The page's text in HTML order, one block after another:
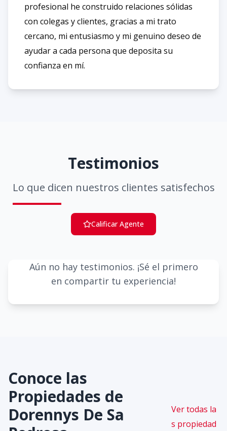
profesional he construido relaciones sólidas
con colegas y clientes, gracias a mi trato
cercano, mi entusiasmo y mi genuino deseo de
ayudar a cada persona que deposita su
confianza en mí.
Testimonios
Lo que dicen nuestros clientes satisfechos
Calificar Agente
Aún no hay testimonios. ¡Sé el primero
en compartir tu experiencia!
Conoce las
Propiedades de
Dorennys De Sa
Ver todas la
s propiedad